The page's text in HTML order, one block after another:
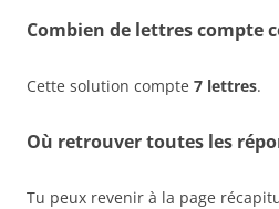
Combien de lettres compte
Cette solution compte 7 lettres.
Où retrouver toutes les
Tu peux revenir à la page